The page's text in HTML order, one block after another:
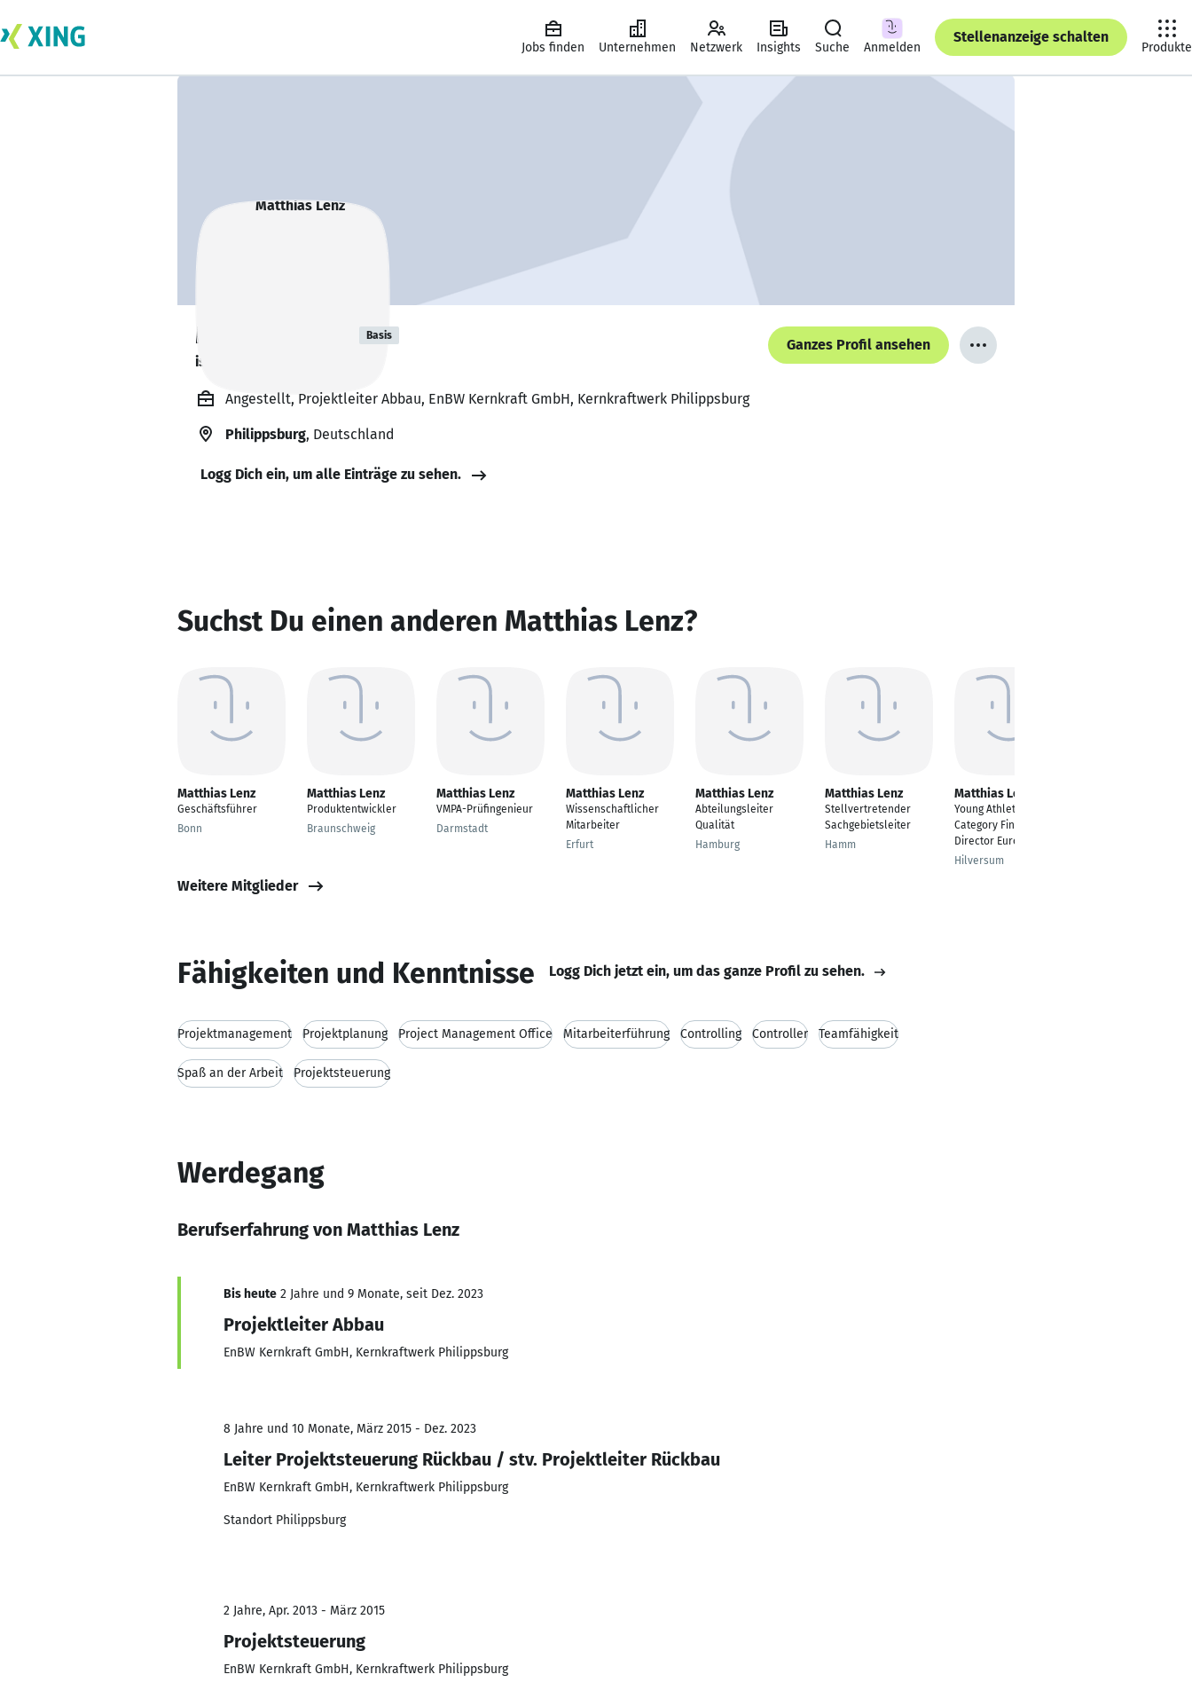
Jobs finden Unternehmen Netzwerk Insights Suche Anmelden
Stellenanzeige schalten
Produkte
Matthias Lenz Basis
ist gesund und munter. 🥦
Ganzes Profil ansehen
Angestellt, Projektleiter Abbau, EnBW Kernkraft GmbH, Kernkraftwerk Philippsburg
Philippsburg, Deutschland
Logg Dich ein, um alle Einträge zu sehen.
Suchst Du einen anderen Matthias Lenz?
Matthias Lenz
Geschäftsführer
Bonn
Matthias Lenz
Produktentwickler
Braunschweig
Matthias Lenz
VMPA-Prüfingenieur
Darmstadt
Matthias Lenz
Wissenschaftlicher
Mitarbeiter
Erfurt
Matthias Lenz
Abteilungsleiter
Qualität
Hamburg
Matthias Lenz
Stellvertretender
Sachgebietsleiter
Hamm
Matthias Lenz
Young Athletes
Category Finance
Director Europe
Hilversum
Weitere Mitglieder
Fähigkeiten und Kenntnisse Logg Dich jetzt ein, um das ganze Profil zu sehen.
Projektmanagement Projektplanung Project Management Office Mitarbeiterführung Controlling Controller Teamfähigkeit
Spaß an der Arbeit Projektsteuerung
Werdegang
Berufserfahrung von Matthias Lenz
Bis heute 2 Jahre und 9 Monate, seit Dez. 2023
Projektleiter Abbau
EnBW Kernkraft GmbH, Kernkraftwerk Philippsburg
8 Jahre und 10 Monate, März 2015 - Dez. 2023
Leiter Projektsteuerung Rückbau / stv. Projektleiter Rückbau
EnBW Kernkraft GmbH, Kernkraftwerk Philippsburg
Standort Philippsburg
2 Jahre, Apr. 2013 - März 2015
Projektsteuerung
EnBW Kernkraft GmbH, Kernkraftwerk Philippsburg